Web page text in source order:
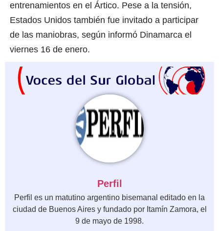
entrenamientos en el Ártico. Pese a la tensión,
Estados Unidos también fue invitado a participar
de las maniobras, según informó Dinamarca el
viernes 16 de enero.
Perfil
Perfil es un matutino argentino bisemanal editado en la
ciudad de Buenos Aires y fundado por Itamín Zamora, el
9 de mayo de 1998.